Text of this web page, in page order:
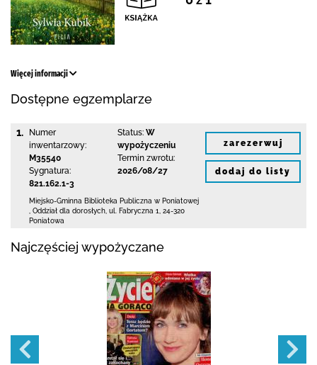
Więcej informacji
Dostępne egzemplarze
1.
Numer
inwentarzowy:
M35540
Sygnatura:
821.162.1-3
Status: W
wypożyczeniu
Termin zwrotu:
2026/08/27
Miejsko-Gminna Biblioteka Publiczna w Poniatowej
Oddział dla dorosłych, ul. Fabryczna 1
24-320
Poniatowa
zarezerwuj
dodaj do listy
Najczęściej wypożyczane